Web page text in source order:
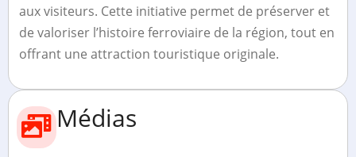
aux visiteurs. Cette initiative permet de préserver et
de valoriser l’histoire ferroviaire de la région, tout en
offrant une attraction touristique originale.
Médias